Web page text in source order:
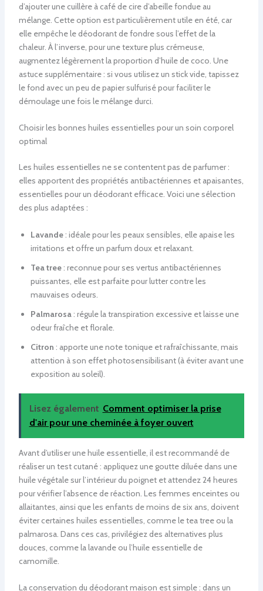
d’ajouter une cuillère à café de cire d’abeille fondue au
mélange. Cette option est particulièrement utile en été, car
elle empêche le déodorant de fondre sous l’effet de la
chaleur. À l’inverse, pour une texture plus crémeuse,
augmentez légèrement la proportion d’huile de coco. Une
astuce supplémentaire : si vous utilisez un stick vide, tapissez
le fond avec un peu de papier sulfurisé pour faciliter le
démoulage une fois le mélange durci.
Choisir les bonnes huiles essentielles pour un soin corporel
optimal
Les huiles essentielles ne se contentent pas de parfumer :
elles apportent des propriétés antibactériennes et apaisantes,
essentielles pour un déodorant efficace. Voici une sélection
des plus adaptées :
Lavande: idéale pour les peaux sensibles, elle apaise les
irritations et offre un parfum doux et relaxant.
Tea tree: reconnue pour ses vertus antibactériennes
puissantes, elle est parfaite pour lutter contre les
mauvaises odeurs.
Palmarosa: régule la transpiration excessive et laisse une
odeur fraîche et florale.
Citron : apporte une note tonique et rafraîchissante, mais
attention à son effet photosensibilisant (à éviter avant une
exposition au soleil).
Lisez également Comment optimiser la prise
d'air pour une cheminée à foyer ouvert
Avant d’utiliser une huile essentielle, il est recommandé de
réaliser un test cutané : appliquez une goutte diluée dans une
huile végétale sur l’intérieur du poignet et attendez 24 heures
pour vérifier l’absence de réaction. Les femmes enceintes ou
allaitantes, ainsi que les enfants de moins de six ans, doivent
éviter certaines huiles essentielles, comme le tea tree ou la
palmarosa. Dans ces cas, privilégiez des alternatives plus
douces, comme la lavande ou l’huile essentielle de
camomille.
La conservation du déodorant maison est simple : dans un